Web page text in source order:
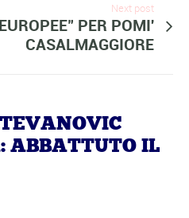
Next post
PER POMI'
CASALMAGGIORE
ABBATTUTO IL